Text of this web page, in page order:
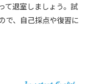
て退室しましょう。試
で、自己採点や復習に